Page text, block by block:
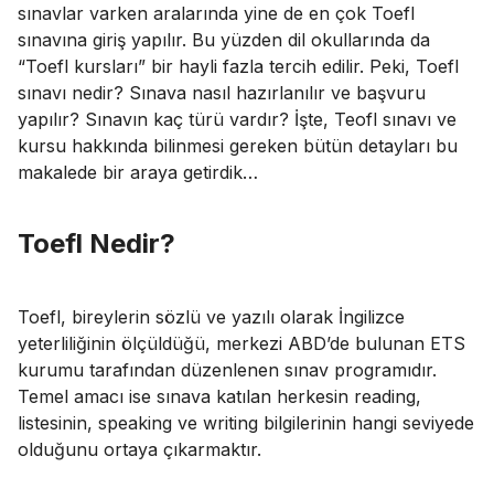
sınavlar varken aralarında yine de en çok Toefl
sınavına giriş yapılır. Bu yüzden dil okullarında da
“Toefl kursları” bir hayli fazla tercih edilir. Peki, Toefl
sınavı nedir? Sınava nasıl hazırlanılır ve başvuru
yapılır? Sınavın kaç türü vardır? İşte, Teofl sınavı ve
kursu hakkında bilinmesi gereken bütün detayları bu
makalede bir araya getirdik…
Toefl Nedir?
Toefl, bireylerin sözlü ve yazılı olarak İngilizce
yeterliliğinin ölçüldüğü, merkezi ABD’de bulunan ETS
kurumu tarafından düzenlenen sınav programıdır.
Temel amacı ise sınava katılan herkesin reading,
listesinin, speaking ve writing bilgilerinin hangi seviyede
olduğunu ortaya çıkarmaktır.